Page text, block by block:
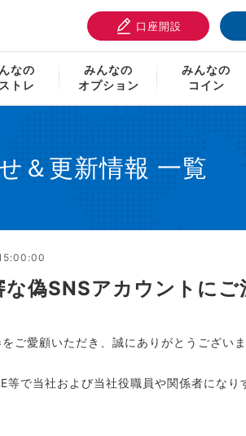
口座開設
なの
トレ
みんなの
オプション
みんなの
コイン
＆更新情報 一覧
トにご注意ください
な偽SNSアカウントに
ご愛顧いただき、誠にありがとうござい
で当社および当社役職員や関係者にな